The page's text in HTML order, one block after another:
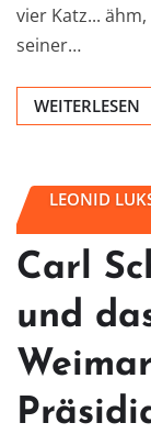
vier Katz...
seiner…
WEITERLESEN
LEONID
Carl
und